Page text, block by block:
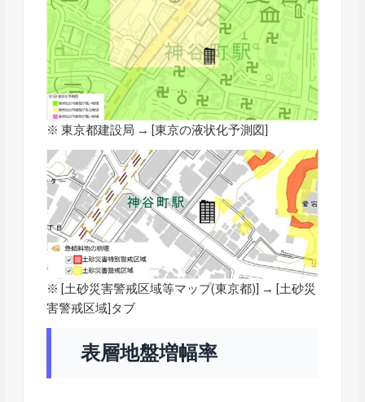
※ 東京都建設局 → [東京の液状化予測図]
※ [土砂災害警戒区域等マップ(東京都)] → [土砂災
害警戒区域]タブ
表層地盤増幅率